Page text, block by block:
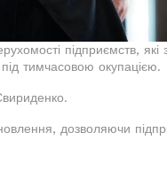
підприємств,
тимчасовою окупацією.
дозволяючи